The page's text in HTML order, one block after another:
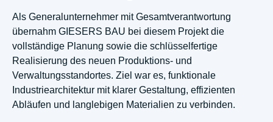
Als Generalunternehmer mit Gesamtverantwortung
übernahm GIESERS BAU bei diesem Projekt die
vollständige Planung sowie die schlüsselfertige
Realisierung des neuen Produktions- und
Verwaltungsstandortes. Ziel war es, funktionale
Industriearchitektur mit klarer Gestaltung, effizienten
Abläufen und langlebigen Materialien zu verbinden.